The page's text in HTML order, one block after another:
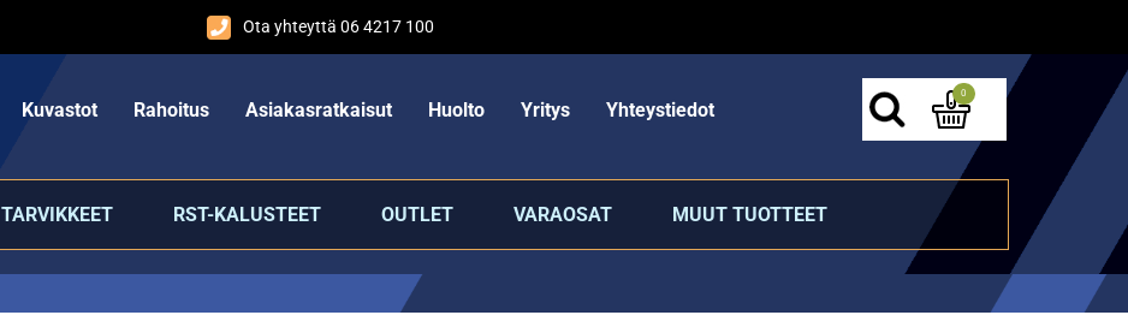
Ota yhteyttä 06 4217 100
Kuvastot Rahoitus Asiakasratkaisut Huolto Yritys Yhteystiedot
0
TARVIKKEET RST-KALUSTEET OUTLET VARAOSAT MUUT TUOTTEET